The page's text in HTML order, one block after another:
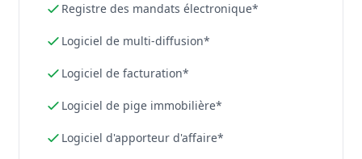
Registre des mandats électronique*
Logiciel de multi-diffusion*
Logiciel de facturation*
Logiciel de pige immobilière*
Logiciel d'apporteur d'affaire*